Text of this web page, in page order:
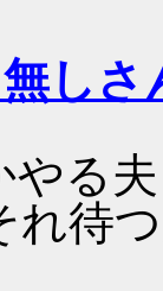
しさ
やる
れ待